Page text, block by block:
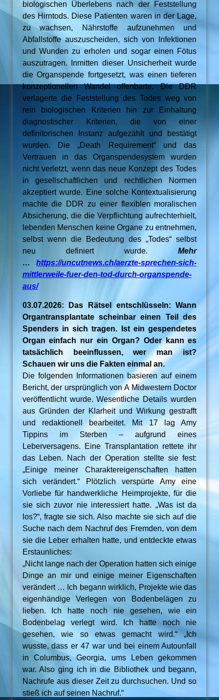
biologischen Überlebens nach der Feststellung
des Hirntods. Diese Patienten waren in der Lage,
zu wachsen, Nährstoffe aufzunehmen und
Abfallstoffe auszuscheiden, sich von Infektionen
und Wunden zu erholen und sogar einen Fötus
auszutragen. Inmitten dieser Unsicherheit wurde
die Organspende fortgesetzt, was einen tieferen
konzeptionellen Wandel offenbarte. Die DDR
verlagerte die Feststellung des Todes weg von
rein biologischen Kriterien hin zur Einhaltung
diagnostischer Kriterien, die von einer
definitorischen Instanz aufgezählt und bestätigt
wurden. Die „Death Requirement“ und das
Vertrauen in das Organspendesystem wurden
nicht verletzt, wenn das neue Konzept des Todes
in gesellschaftlichen und rechtlichen Normen
akzeptiert wurde. Eine solche Kontextualisierung
machte die DDR zu einer flexiblen moralischen
Absicherung, die die Verpflichtung aufrechterhielt,
lebenden Menschen keine Organe zu entnehmen,
selbst wenn die Bedeutung des „Todes“ selbst
neu definiert wurde.Mehr
…https://uncutnews.ch/aerzte-sprechen-sich-
mittlerweile-fuer-den-tod-durch-organspende-
aus/
03.07.2026: Das Rätsel entschlüsseln: Wann
Organtransplantate scheinbar einen Teil des
Spenders in sich tragen. Ist ein gespendetes
Organ einfach nur ein Organ? Oder kann es
tatsächlich beeinflussen, wer man ist?
Schauen wir uns die Fakten einmal an.
Die folgenden Informationen basieren auf einem
Bericht, der ursprünglich von A Midwestern Doctor
veröffentlicht wurde. Wesentliche Details wurden
aus Gründen der Klarheit und Wirkung gestrafft
und redaktionell bearbeitet. Mit 17 lag Amy
Tippins im Sterben – aufgrund eines
Leberversagens. Eine Transplantation rettete ihr
das Leben. Nach der Operation stellte sie fest:
„Einige meiner Charaktereigenschaften hatten
sich verändert.“ Plötzlich verspürte Amy eine
Vorliebe für handwerkliche Heimprojekte, für die
sie sich zuvor nie interessiert hatte. „Was ist da
los?“, fragte sie sich. Also machte sie sich auf die
Suche nach dem Nachruf des Fremden, von dem
sie die Leber erhalten hatte, und entdeckte etwas
Erstaunliches:
„Nicht lange nach der Operation hatten sich einige
Dinge an mir und einige meiner Eigenschaften
verändert … Ich begann wirklich, Projekte wie das
eigenhändige Verlegen von Bodenbelägen zu
lieben. Ich hatte noch nie gesehen, wie ein
Bodenbelag verlegt wird. Ich hatte noch nie
gesehen, wie so etwas gemacht wird.“ „Ich
wusste, dass er 47 war und bei einem Autounfall
in Columbus, Georgia, ums Leben gekommen
war. Also ging ich in die Bibliothek und begann,
Nachrufe aus dieser Zeit zu durchsuchen. Und so
stieß ich auf seinen Nachruf.“